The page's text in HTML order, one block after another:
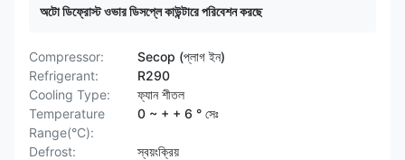
অটো ডিফ্রোস্ট ওভার ডিসপ্লে কাউন্টারে পরিবেশন করছে
Compressor:
Secop (প্লাগ ইন)
Refrigerant:
R290
Cooling Type:
ফ্যান শীতল
Temperature
Range(°C):
0 ~ + + 6 ° সেঃ
Defrost:
স্বয়ংক্রিয়